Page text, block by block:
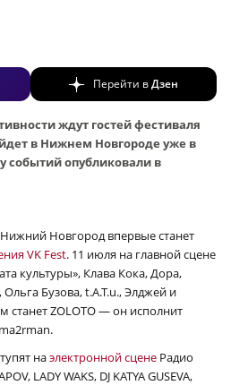
Перейти вДзен
ждут гостей фестиваля
в Нижнем Новгороде уже в
событий опубликовали в
Новгород впервые станет
VK Fest. 11 июля на главной сцене
культуры», Клава Кока, Дора,
Бузова, t.A.T.u., Элджей и
станет ZOLOTO — он исполнит
наэлектронной сцене Радио
LADY WAKS, DJ KATYA GUSEVA,